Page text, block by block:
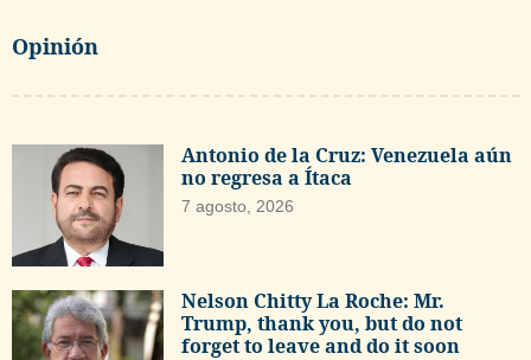
Opinión
Antonio de la Cruz: Venezuela aún
no regresa a Ítaca
7 agosto, 2026
Nelson Chitty La Roche: Mr.
Trump, thank you, but do not
forget to leave and do it soon